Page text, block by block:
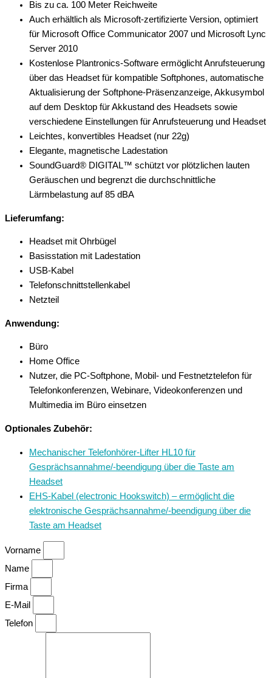
Bis zu ca. 100 Meter Reichweite
Auch erhältlich als Microsoft-zertifizierte Version, optimiert
für Microsoft Office Communicator 2007 und Microsoft Lync
Server 2010
Kostenlose Plantronics-Software ermöglicht Anrufsteuerung
über das Headset für kompatible Softphones, automatische
Aktualisierung der Softphone-Präsenzanzeige, Akkusymbol
auf dem Desktop für Akkustand des Headsets sowie
verschiedene Einstellungen für Anrufsteuerung und Headset
Leichtes, konvertibles Headset (nur 22g)
Elegante, magnetische Ladestation
SoundGuard® DIGITAL™ schützt vor plötzlichen lauten
Geräuschen und begrenzt die durchschnittliche
Lärmbelastung auf 85 dBA
Lieferumfang:
Headset mit Ohrbügel
Basisstation mit Ladestation
USB-Kabel
Telefonschnittstellenkabel
Netzteil
Anwendung:
Büro
Home Office
Nutzer, die PC-Softphone, Mobil- und Festnetztelefon für
Telefonkonferenzen, Webinare, Videokonferenzen und
Multimedia im Büro einsetzen
Optionales Zubehör:
Mechanischer Telefonhörer-Lifter HL10 für
Gesprächsannahme/-beendigung über die Taste am
Headset
EHS-Kabel (electronic Hookswitch) – ermöglicht die
elektronische Gesprächsannahme/-beendigung über die
Taste am Headset
Vorname
Name
Firma
E-Mail
Telefon